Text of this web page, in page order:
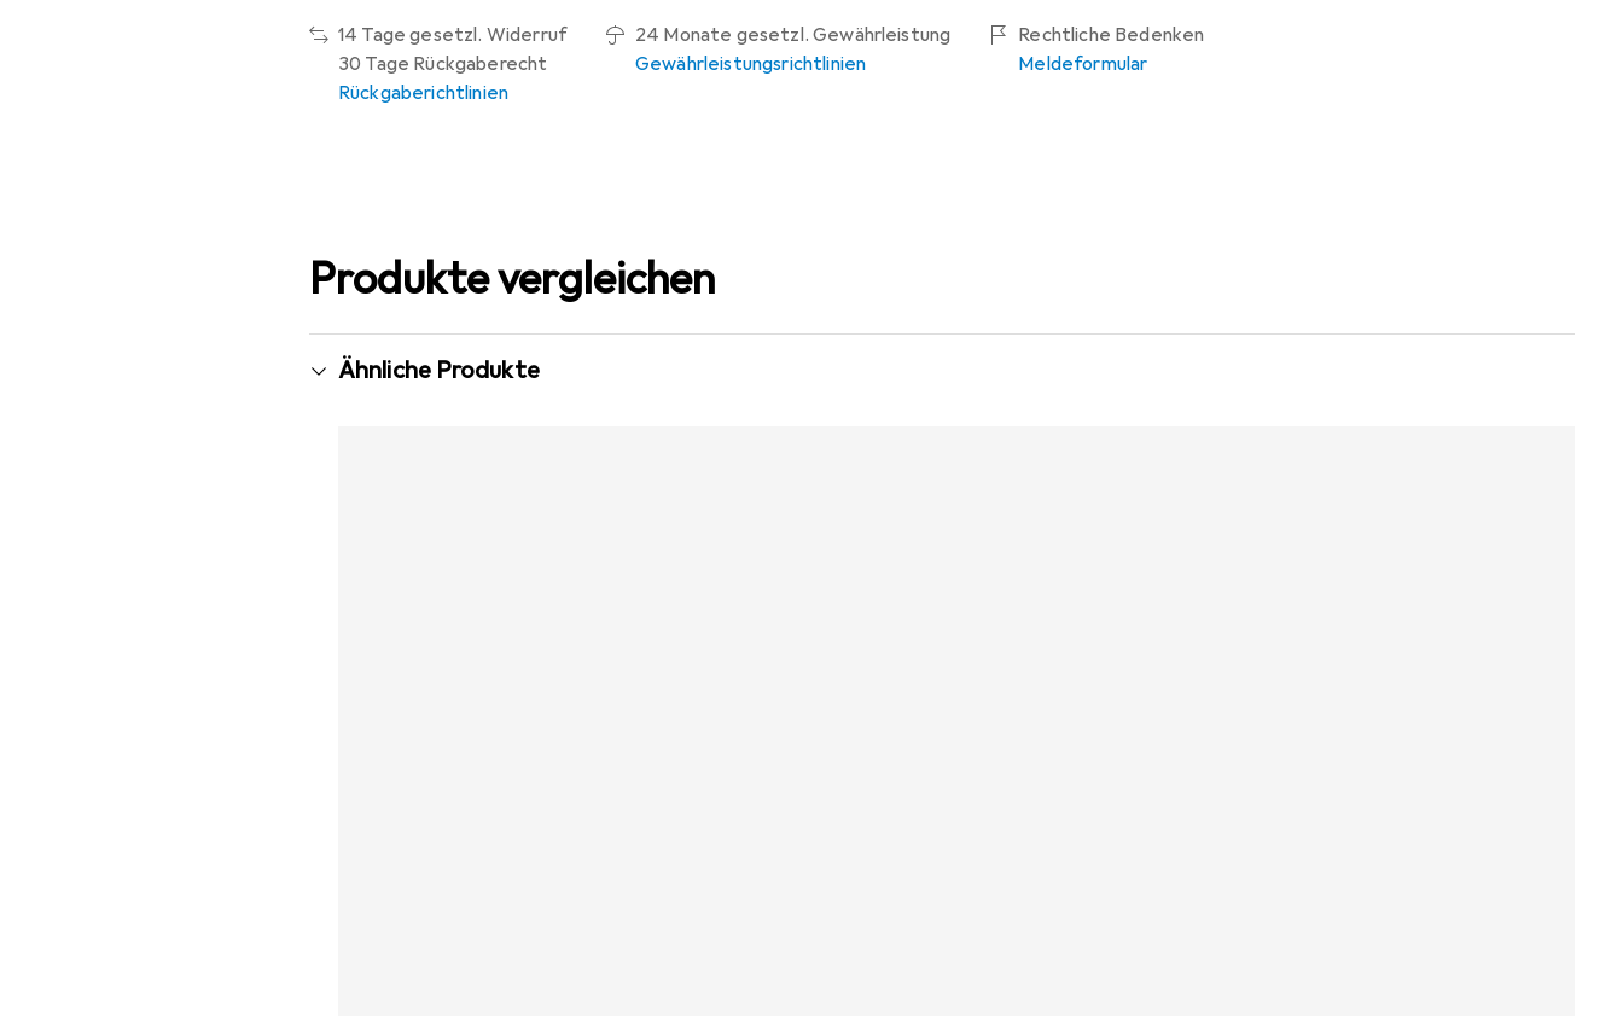
14 Tage gesetzl. Widerruf
30 Tage Rückgaberecht
Rückgaberichtlinien
24 Monate gesetzl. Gewährleistung
Gewährleistungsrichtlinien
Rechtliche Bedenken
Meldeformular
Produkte vergleichen
Ähnliche Produkte